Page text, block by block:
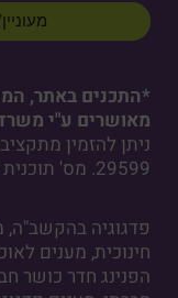
*התכנים באתר,
מאושרים ע"י
29599. מס' תוכנית 29002.
חינוכית, מענים